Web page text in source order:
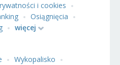
i cookies
Osiągnięcia
więcej
Wykopalisko